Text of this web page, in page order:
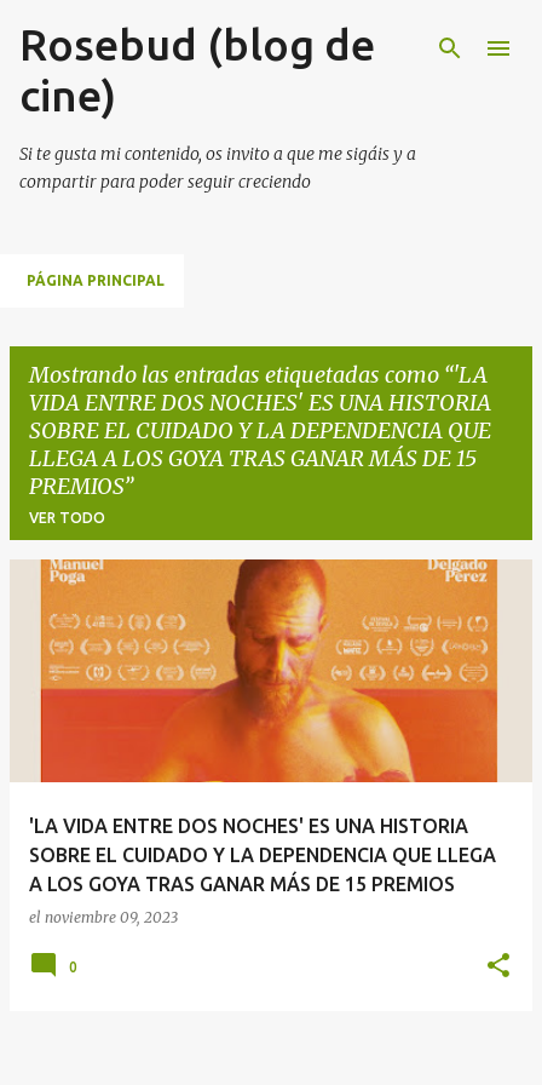
Ir al contenido principal
Rosebud (blog de
cine)
Si te gusta mi contenido, os invito a que me sigáis y a
compartir para poder seguir creciendo
PÁGINA PRINCIPAL
Mostrando las entradas etiquetadas como 'LA
VIDA ENTRE DOS NOCHES' ES UNA HISTORIA
SOBRE EL CUIDADO Y LA DEPENDENCIA QUE
LLEGA A LOS GOYA TRAS GANAR MÁS DE 15
PREMIOS
VER TODO
'LA VIDA ENTRE DOS NOCHES' ES UNA HISTORIA
SOBRE EL CUIDADO Y LA DEPENDENCIA QUE LLEGA
A LOS GOYA TRAS GANAR MÁS DE 15 PREMIOS
el noviembre 09, 2023
0